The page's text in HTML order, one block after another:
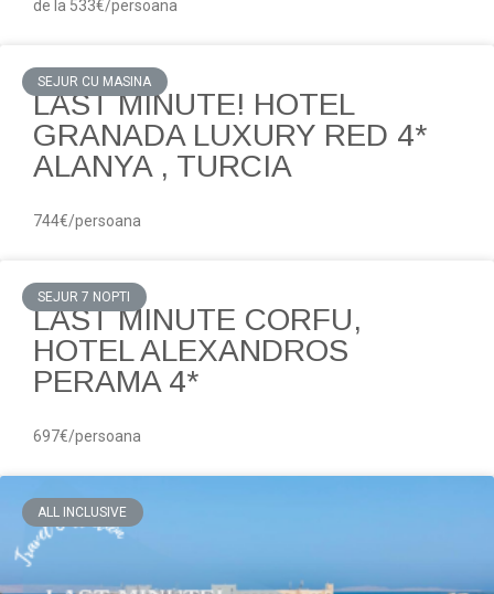
de la 533€/persoana
SEJUR CU MASINA
LAST MINUTE! HOTEL
GRANADA LUXURY RED 4*
ALANYA , TURCIA
744€/persoana
SEJUR 7 NOPTI
LAST MINUTE CORFU,
HOTEL ALEXANDROS
PERAMA 4*
697€/persoana
ALL INCLUSIVE